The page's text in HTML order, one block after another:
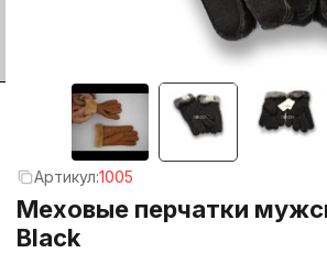
Артикул:1005
Меховые перчатки
Black